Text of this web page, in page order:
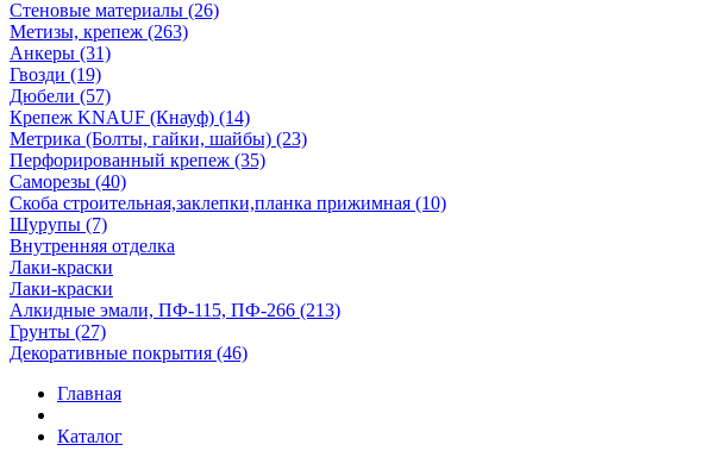
Стеновые материалы (26)
Метизы, крепеж (263)
Анкеры (31)
Гвозди (19)
Дюбели (57)
Крепеж KNAUF (Кнауф) (14)
Метрика (Болты, гайки, шайбы) (23)
Перфорированный крепеж (35)
Саморезы (40)
Скоба строительная,заклепки,планка прижимная (10)
Шурупы (7)
Внутренняя отделка
Лаки-краски
Лаки-краски
Алкидные эмали, ПФ-115, ПФ-266 (213)
Грунты (27)
Декоративные покрытия (46)
Главная
Каталог